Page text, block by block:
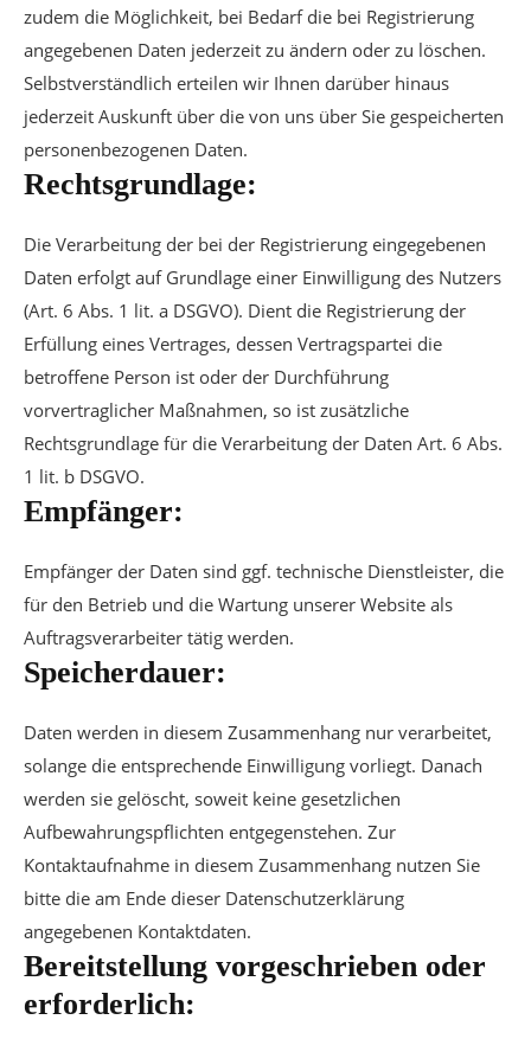
zudem die Möglichkeit, bei Bedarf die bei Registrierung
angegebenen Daten jederzeit zu ändern oder zu löschen.
Selbstverständlich erteilen wir Ihnen darüber hinaus
jederzeit Auskunft über die von uns über Sie gespeicherten
personenbezogenen Daten.
Rechtsgrundlage:
Die Verarbeitung der bei der Registrierung eingegebenen
Daten erfolgt auf Grundlage einer Einwilligung des Nutzers
(Art. 6 Abs. 1 lit. a DSGVO). Dient die Registrierung der
Erfüllung eines Vertrages, dessen Vertragspartei die
betroffene Person ist oder der Durchführung
vorvertraglicher Maßnahmen, so ist zusätzliche
Rechtsgrundlage für die Verarbeitung der Daten Art. 6 Abs.
1 lit. b DSGVO.
Empfänger:
Empfänger der Daten sind ggf. technische Dienstleister, die
für den Betrieb und die Wartung unserer Website als
Auftragsverarbeiter tätig werden.
Speicherdauer:
Daten werden in diesem Zusammenhang nur verarbeitet,
solange die entsprechende Einwilligung vorliegt. Danach
werden sie gelöscht, soweit keine gesetzlichen
Aufbewahrungspflichten entgegenstehen. Zur
Kontaktaufnahme in diesem Zusammenhang nutzen Sie
bitte die am Ende dieser Datenschutzerklärung
angegebenen Kontaktdaten.
Bereitstellung vorgeschrieben oder
erforderlich: